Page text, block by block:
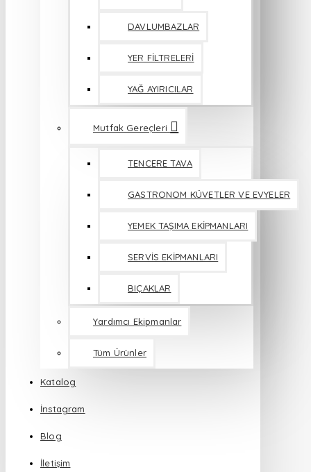
DAVLUMBAZLAR
YER FİLTRELERİ
YAĞ AYIRICILAR
Mutfak Gereçleri
TENCERE TAVA
GASTRONOM KÜVETLER VE EVYELER
YEMEK TAŞIMA EKİPMANLARI
SERVİS EKİPMANLARI
BIÇAKLAR
Yardımcı Ekipmanlar
Tüm Ürünler
Katalog
İnstagram
Blog
İletişim